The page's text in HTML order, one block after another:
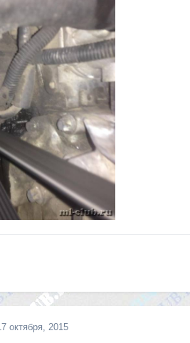
октября, 2015